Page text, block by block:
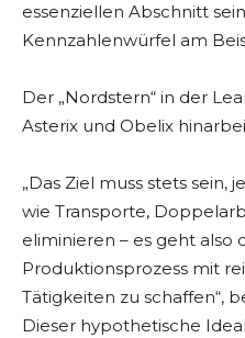
essenziellen Abschnitt
Kennzahlenwürfel am
Der „Nordstern“ in der
Asterix und Obelix
„Das Ziel muss stets sein,
wie Transporte,
eliminieren – es geht also
Produktionsprozess mit
Tätigkeiten zu schaffen“,
Dieser hypothetische